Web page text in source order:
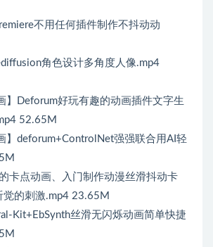
不用任何插件制作不抖动动
角色设计多角度人像.mp4
】Deforum好玩有趣的动画插件文字生
52.65M
】deforum+ControlNet强强联合用AI轻
卡点动画、入门制作动漫丝滑抖动卡
觉的刺激.mp4 23.65M
Kit+EbSynth丝滑无闪烁动画简单快捷